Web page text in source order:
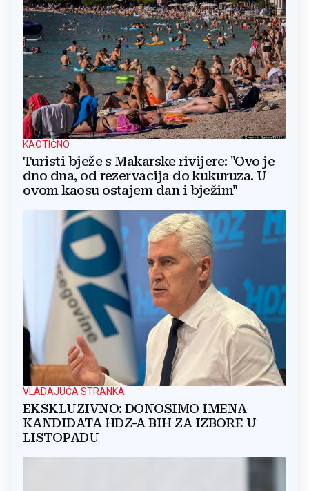
KAOTIČNO
Turisti bježe s Makarske rivijere: "Ovo je
dno dna, od rezervacija do kukuruza. U
ovom kaosu ostajem dan i bježim"
VLADAJUĆA STRANKA
EKSKLUZIVNO: DONOSIMO IMENA
KANDIDATA HDZ-A BIH ZA IZBORE U
LISTOPADU